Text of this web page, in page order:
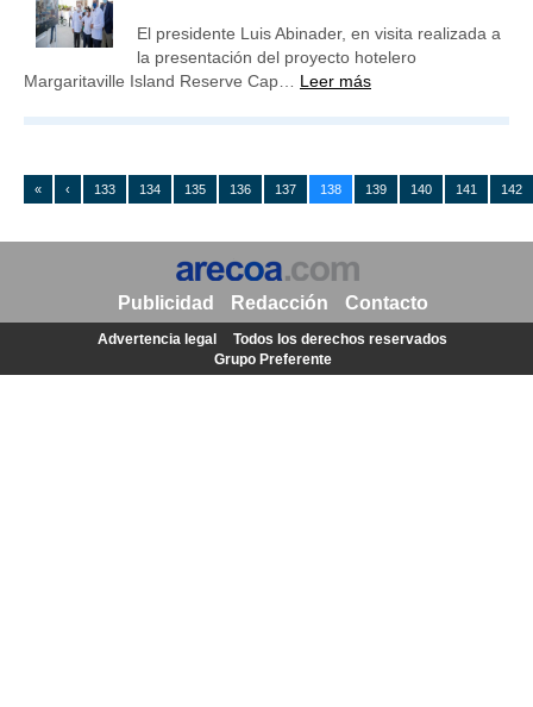
El presidente Luis Abinader, en visita realizada a
la presentación del proyecto hotelero
Margaritaville Island Reserve Cap… Leer más
« ‹ 133 134 135 136 137 138 139 140 141 142
Publicidad Redacción Contacto
Advertencia legal
Todos los derechos reservados
Grupo Preferente